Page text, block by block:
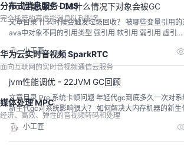
分布式消息服务 DMS
完全托管的高性能消息队列服务
华为云实时音视频 SparkRTC
面向互联网的实时音视频通信云服务
媒体处理 MPC
经济、高效、弹性的音视频转码和处理
jvm性能调优 - 08什么情况下对象会被GC
文章目录 什么时候会触发垃圾回收？ 被哪些变量引用的对象是不能回收的？ J
ava中对象不同的引用类型 强引用 软引用 弱引用 虚引...
小工匠
jvm性能调优 - 22JVM GC回顾
文章目录 Pre 系统卡顿问题 年轻代gc到底多久一次对系统影响不大？ 什么时候
新生代gc对系统影响很大？ 如何解决大内存机器的新生代GC过慢的问题？ 要
命的频繁老...
小工匠